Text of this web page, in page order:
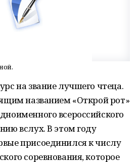
на звание лучшего чтеца.
названием «Открой рот»
всероссийского
вслух. В этом году
присоединился к числу
соревнования, которое